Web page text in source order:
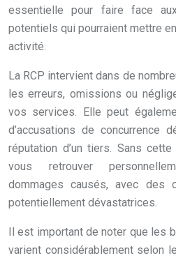
essentielle pour faire face
potentiels qui pourraient mettre
activité.
La RCP intervient dans de
les erreurs, omissions ou
vos services. Elle peut
d’accusations de concurrence
réputation d’un tiers. Sans
vous retrouver
dommages causés, avec des
potentiellement dévastatrices.
Il est important de noter que les
varient considérablement selon